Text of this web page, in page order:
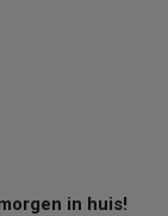
in huis!